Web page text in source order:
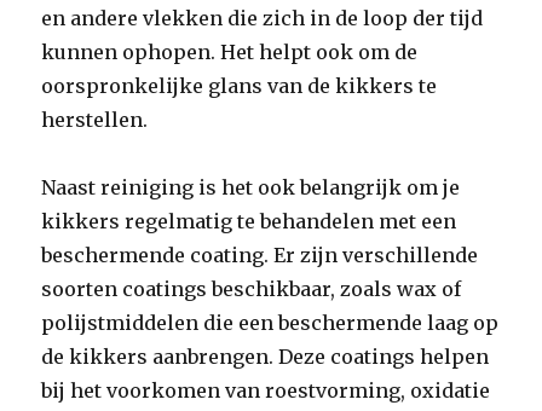
en andere vlekken die zich in de loop der tijd
kunnen ophopen. Het helpt ook om de
oorspronkelijke glans van de kikkers te
herstellen.
Naast reiniging is het ook belangrijk om je
kikkers regelmatig te behandelen met een
beschermende coating. Er zijn verschillende
soorten coatings beschikbaar, zoals wax of
polijstmiddelen die een beschermende laag op
de kikkers aanbrengen. Deze coatings helpen
bij het voorkomen van roestvorming, oxidatie